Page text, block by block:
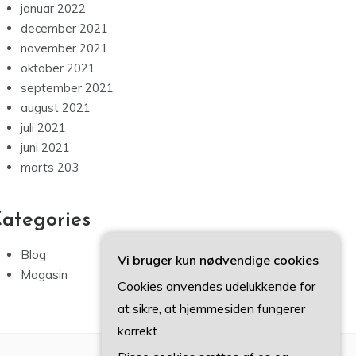
januar 2022
december 2021
november 2021
oktober 2021
september 2021
august 2021
juli 2021
juni 2021
marts 203
Blog
Magasin
Vi bruger kun nødvendige cookies
Cookies anvendes udelukkende for
at sikre, at hjemmesiden fungerer
korrekt.